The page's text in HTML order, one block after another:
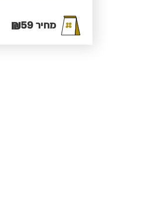
מחיר59
₪